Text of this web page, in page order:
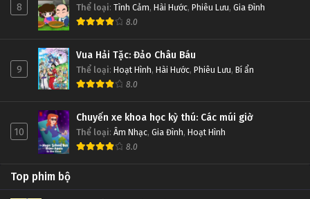
8 Thể loại: Tình Cảm, Hài Hước, Phiêu Lưu, Gia Đình
8.0
9
Vua Hải Tặc: Đảo Châu Báu
Thể loại: Hoạt Hình, Hài Hước, Phiêu Lưu, Bí ẩn
8.0
10
Chuyến xe khoa học kỳ thú: Các múi giờ
Thể loại: Âm Nhạc, Gia Đình, Hoạt Hình
8.0
Top phim bộ